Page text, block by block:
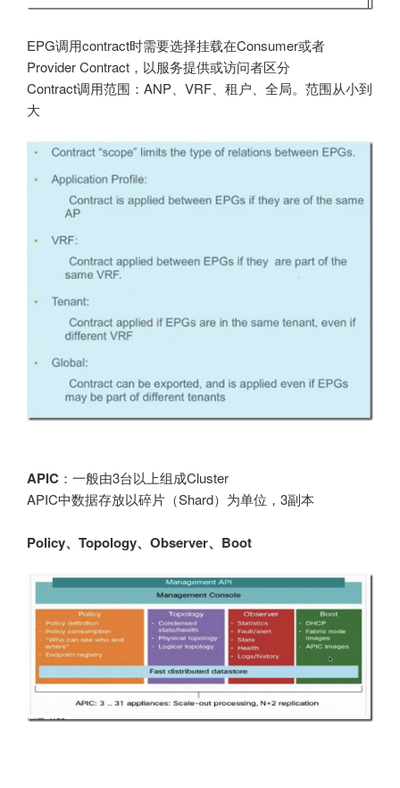
EPG调用contract时需要选择挂载在Consumer或者
Provider Contract，以服务提供或访问者区分
Contract调用范围：ANP、VRF、租户、全局。范围从小到
大
APIC ：一般由3台以上组成Cluster
APIC中数据存放以碎片（Shard）为单位，3副本
Policy、Topology、Observer、Boot